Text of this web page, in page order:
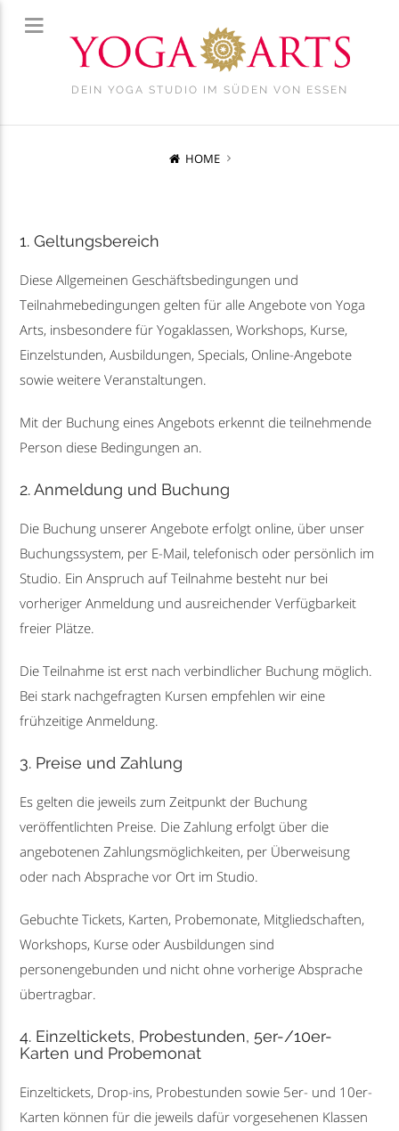
DEIN YOGA STUDIO IM SÜDEN VON ESSEN
HOME
1. Geltungsbereich
Diese Allgemeinen Geschäftsbedingungen und
Teilnahmebedingungen gelten für alle Angebote von Yoga
Arts, insbesondere für Yogaklassen, Workshops, Kurse,
Einzelstunden, Ausbildungen, Specials, Online-Angebote
sowie weitere Veranstaltungen.
Mit der Buchung eines Angebots erkennt die teilnehmende
Person diese Bedingungen an.
2. Anmeldung und Buchung
Die Buchung unserer Angebote erfolgt online, über unser
Buchungssystem, per E-Mail, telefonisch oder persönlich im
Studio. Ein Anspruch auf Teilnahme besteht nur bei
vorheriger Anmeldung und ausreichender Verfügbarkeit
freier Plätze.
Die Teilnahme ist erst nach verbindlicher Buchung möglich.
Bei stark nachgefragten Kursen empfehlen wir eine
frühzeitige Anmeldung.
3. Preise und Zahlung
Es gelten die jeweils zum Zeitpunkt der Buchung
veröffentlichten Preise. Die Zahlung erfolgt über die
angebotenen Zahlungsmöglichkeiten, per Überweisung
oder nach Absprache vor Ort im Studio.
Gebuchte Tickets, Karten, Probemonate, Mitgliedschaften,
Workshops, Kurse oder Ausbildungen sind
personengebunden und nicht ohne vorherige Absprache
übertragbar.
4. Einzeltickets, Probestunden, 5er-/10er-
Karten und Probemonat
Einzeltickets, Drop-ins, Probestunden sowie 5er- und 10er-
Karten können für die jeweils dafür vorgesehenen Klassen